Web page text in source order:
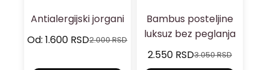
Antialergijski jorgani
Od:
2.000RSD
1.600 RSD
Bambus posteljine
luksuz bez peglanja
3.050RSD
2.550 RSD